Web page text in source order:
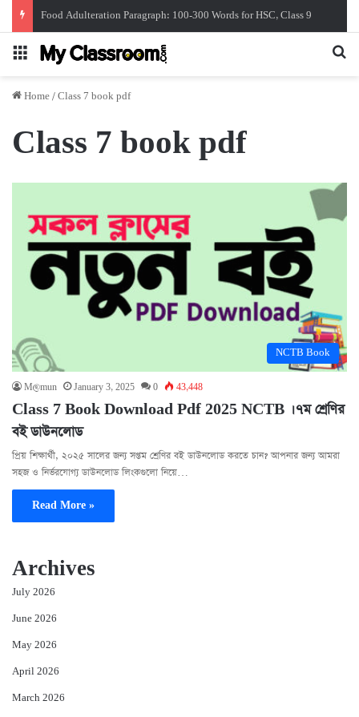
Food Adulteration Paragraph: 100-300 Words for HSC, Class 9
Menu
Home / Class 7 book pdf
Class 7 book pdf
NCTB Book
M@mun January 3, 2025 0 43,448
Class 7 Book Download Pdf 2025 NCTB । ৭ম শ্রেণির
বই ডাউনলোড
প্রিয় শিক্ষার্থী, ২০২৫ সালের জন্য সপ্তম শ্রেণির বই ডাউনলোড করতে চান? আপনার জন্য আমরা
সহজ ও নির্ভরযোগ্য ডাউনলোড লিংকগুলো নিয়ে…
Read More »
Archives
July 2026
June 2026
May 2026
April 2026
March 2026